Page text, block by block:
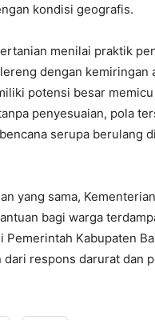
kondisi geografis.
menilai praktik
dengan kemiringan
potensi besar
penyesuaian, pola
serupa berulang
yang sama,
bagi warga
Pemerintah Kabupaten
dari respons darurat dan